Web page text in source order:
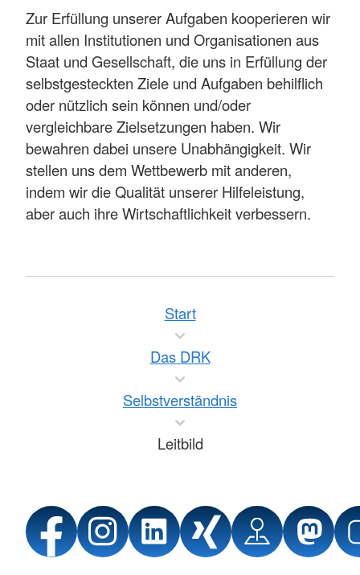
Zur Erfüllung unserer Aufgaben kooperieren wir
mit allen Institutionen und Organisationen aus
Staat und Gesellschaft, die uns in Erfüllung der
selbstgesteckten Ziele und Aufgaben behilflich
oder nützlich sein können und/oder
vergleichbare Zielsetzungen haben. Wir
bewahren dabei unsere Unabhängigkeit. Wir
stellen uns dem Wettbewerb mit anderen,
indem wir die Qualität unserer Hilfeleistung,
aber auch ihre Wirtschaftlichkeit verbessern.
Start
Das DRK
Selbstverständnis
Leitbild